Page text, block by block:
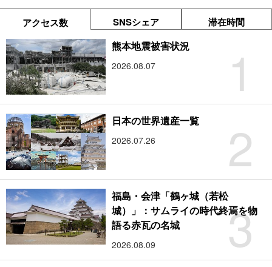
アクセス数 SNSシェア 滞在時間
1
熊本地震被害状況
2026.08.07
2
日本の世界遺産一覧
2026.07.26
3
福島・会津「鶴ヶ城（若松
城）」：サムライの時代終焉を物
語る赤瓦の名城
2026.08.09